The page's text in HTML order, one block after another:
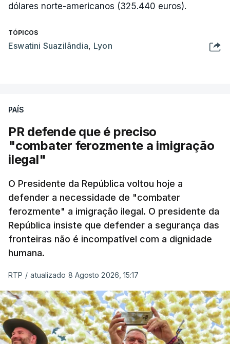
dólares norte-americanos (325.440 euros).
TÓPICOS
Eswatini Suazilândia, Lyon
PAÍS
PR defende que é preciso
"combater ferozmente a imigração
ilegal"
O Presidente da República voltou hoje a
defender a necessidade de "combater
ferozmente" a imigração ilegal. O presidente da
República insiste que defender a segurança das
fronteiras não é incompatível com a dignidade
humana.
RTP / atualizado 8 Agosto 2026, 15:17